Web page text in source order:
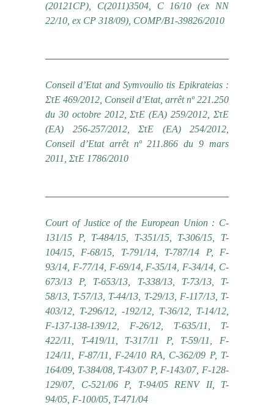
(20121CP), C(2011)3504, C 16/10 (ex NN
22/10, ex CP 318/09), COMP/B1-39826/2010
Conseil d’Etat and Symvoulio tis Epikrateias :
ΣτΕ 469/2012, Conseil d’Etat, arrêt nº 221.250
du 30 octobre 2012, ΣτΕ (ΕΑ) 259/2012, ΣτΕ
(ΕΑ) 256-257/2012, ΣτΕ (ΕΑ) 254/2012,
Conseil d’Etat arrêt nº 211.866 du 9 mars
2011, ΣτΕ 1786/2010
Court of Justice of the European Union : C-
131/15 P, T-484/15, T-351/15, T-306/15, T-
104/15, F-68/15, Τ-791/14, T-787/14 P, F-
93/14, F-77/14, F-69/14, F-35/14, F-34/14, C-
673/13 P, T-653/13, T-338/13, T-73/13, T-
58/13, T-57/13, T-44/13, T-29/13, F-117/13, T-
403/12, T-296/12, -192/12, T-36/12, T-14/12,
F-137-138-139/12, F-26/12, T-635/11, T-
422/11, T-419/11, T-317/11 P, T-59/11, F-
124/11, F-87/11, F-24/10 RA, C-362/09 P, T-
164/09, T-384/08, T-43/07 P, F-143/07, F-128-
129/07, C-521/06 P, T-94/05 RENV II, T-
94/05, F-100/05, T-471/04